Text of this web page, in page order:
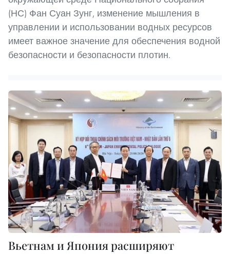
(НС) Фан Суан Зунг, изменение мышления в
управлении и использовании водных ресурсов
имеет важное значение для обеспечения водной
безопасности и безопасности плотин.
Вьетнам и Япония расширяют